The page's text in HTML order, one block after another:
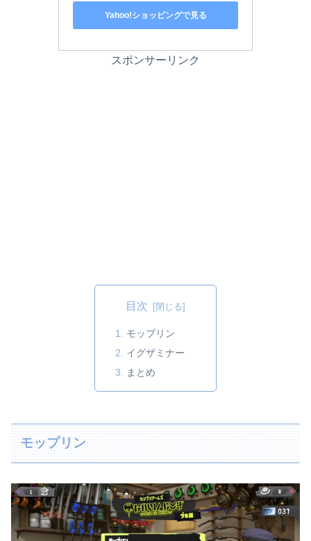
Yahoo!ショッピングで見る
スポンサーリンク
目次
モップリン
イグザミナー
まとめ
モップリン